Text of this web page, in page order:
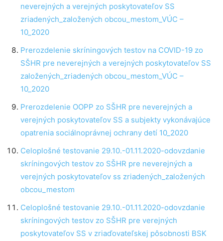
neverejných a verejných poskytovateľov SS
zriadených_založených obcou_mestom_VÚC –
10_2020
Prerozdelenie skríningových testov na COVID-19 zo
SŠHR pre neverejných a verejných poskytovateľov SS
založených_zriadených obcou_mestom_VÚC –
10_2020
Prerozdelenie OOPP zo SŠHR pre neverejných a
verejných poskytovateľov SS a subjekty vykonávajúce
opatrenia sociálnoprávnej ochrany detí 10_2020
Celoplošné testovanie 29.10.-01.11.2020-odovzdanie
skríningových testov zo SŠHR pre neverejných a
verejných poskytovateľov ss zriadených_založených
obcou_mestom
Celoplošné testovanie 29.10.-01.11.2020-odovzdanie
skríningových testov zo SŠHR pre verejných
poskytovateľov SS v zriaďovateľskej pôsobnosti BSK